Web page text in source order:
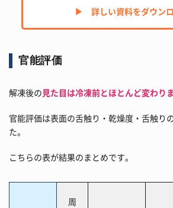
▶︎ 詳しい資料をダウン
官能評価
解凍後の見た目は冷凍前とほとんど変わり
官能評価は表面の舌触り・乾燥度・舌触り
た。
こちらの表が結果のまとめです。
周